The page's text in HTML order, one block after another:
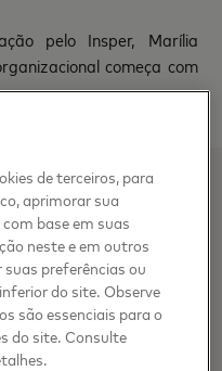
pelo Insper, Marília
começa com
e empodera pessoas
em todo o mundo.
construindo uma
prosperar.
de pagamentos
de terceiros, para
aprimorar sua
base em suas
neste e em outros
preferências ou
do site. Observe
são essenciais para o
do site. Consulte